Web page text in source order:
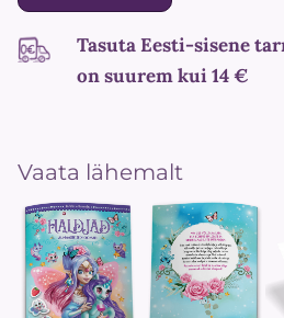
Vaata lähemalt
Tasuta Eesti-sisene
on suurem